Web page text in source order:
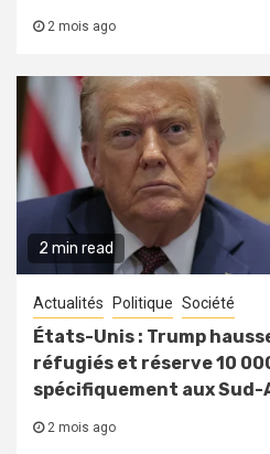
2 mois ago
2 min read
Actualités Politique Société
États-Unis : Trump
réfugiés et réserve 10
spécifiquement aux
2 mois ago